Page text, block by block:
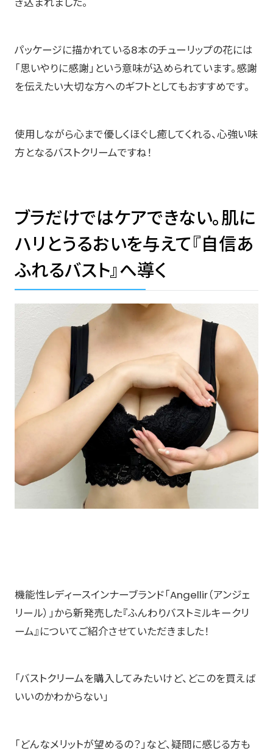
パッケージに描かれている8本のチューリップの花には
「思いやりに感謝」という意味が込められています。感謝
を伝えたい大切な方へのギフトとしてもおすすめです。
使用しながら心まで優しくほぐし癒してくれる、心強い味
方となるバストクリームですね！
ブラだけではケアできない。肌に
ハリとうるおいを与えて『自信あ
ふれるバスト』へ導く
機能性レディースインナーブランド「Angellir（アンジェ
リール）」から新発売した『ふんわりバストミルキークリ
ーム』についてご紹介させていただきました！
「バストクリームを購入してみたいけど、どこのを買えば
いいのかわからない」
「どんなメリットが望めるの？」など、疑問に感じる方も